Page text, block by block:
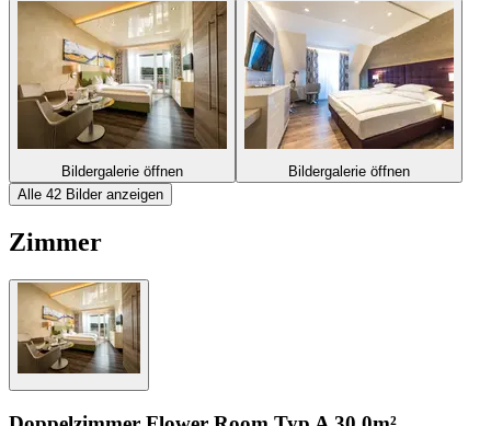
Bildergalerie öffnen
Bildergalerie öffnen
Alle 42 Bilder anzeigen
Zimmer